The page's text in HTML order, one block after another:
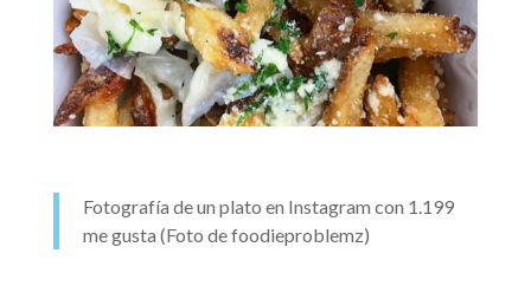
Fotografía de un plato en Instagram con 1.199
me gusta (Foto de foodieproblemz)